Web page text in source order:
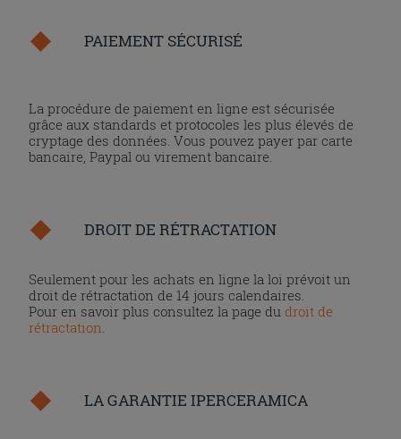
PAIEMENT SÉCURISÉ
La procédure de paiement en ligne est sécurisée
grâce aux standards et protocoles les plus élevés de
cryptage des données. Vous pouvez payer par carte
bancaire, Paypal ou virement bancaire.
DROIT DE RÉTRACTATION
Seulement pour les achats en ligne la loi prévoit un
droit de rétractation de 14 jours calendaires.
Pour en savoir plus consultez la page dudroit de
rétractation
LA GARANTIE IPERCERAMICA